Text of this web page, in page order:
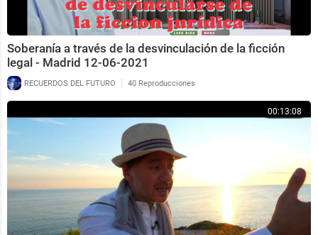
Soberanía a través de la desvinculación de la ficción
legal - Madrid 12-06-2021
RECUERDOS DEL FUTURO | 40 Reproducciones
00:13:08